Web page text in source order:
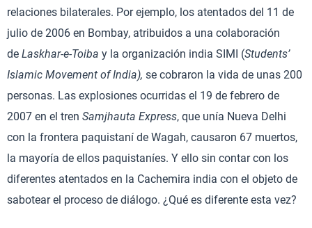
relaciones bilaterales. Por ejemplo, los atentados del 11 de
julio de 2006 en Bombay, atribuidos a una colaboración
de Laskhar-e-Toiba y la organización india SIMI (Students’
Islamic Movement of India), se cobraron la vida de unas 200
personas. Las explosiones ocurridas el 19 de febrero de
2007 en el tren Samjhauta Express, que unía Nueva Delhi
con la frontera paquistaní de Wagah, causaron 67 muertos,
la mayoría de ellos paquistaníes. Y ello sin contar con los
diferentes atentados en la Cachemira india con el objeto de
sabotear el proceso de diálogo. ¿Qué es diferente esta vez?